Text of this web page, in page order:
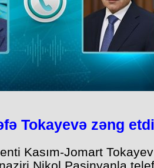
Tokayevə zəng etdi
Kasım-Jomart Tokayev